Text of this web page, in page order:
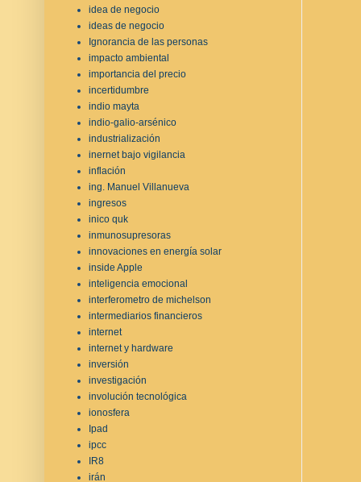
idea de negocio
ideas de negocio
Ignorancia de las personas
impacto ambiental
importancia del precio
incertidumbre
indio mayta
indio-galio-arsénico
industrialización
inernet bajo vigilancia
inflación
ing. Manuel Villanueva
ingresos
inico quk
inmunosupresoras
innovaciones en energía solar
inside Apple
inteligencia emocional
interferometro de michelson
intermediarios financieros
internet
internet y hardware
inversión
investigación
involución tecnológica
ionosfera
Ipad
ipcc
IR8
irán